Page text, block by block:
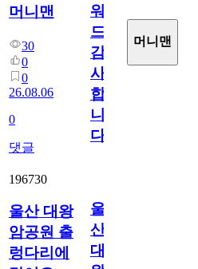
머니맨
30
0
0
26.08.06
0
댓글
워
드
감
사
합
니
다
머니맨
196730
울산 대왕
암공원 출
렁다리에
울
산
대